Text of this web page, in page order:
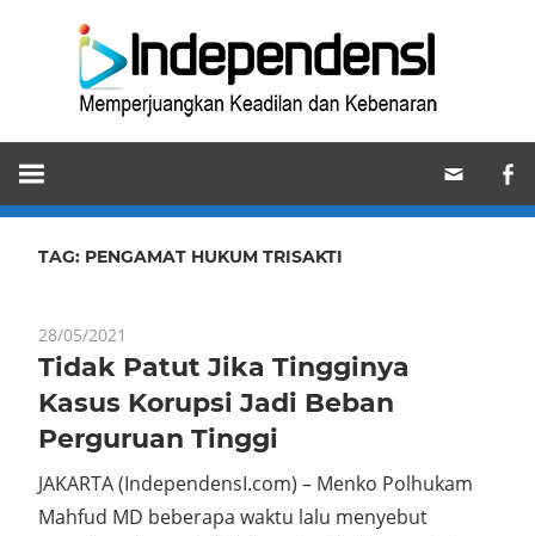
Memperjuangkan
Keadilan
dan
Kebenaran
TAG: PENGAMAT HUKUM TRISAKTI
28/05/2021
Tidak Patut Jika Tingginya
Kasus Korupsi Jadi Beban
Perguruan Tinggi
JAKARTA (IndependensI.com) – Menko Polhukam
Mahfud MD beberapa waktu lalu menyebut